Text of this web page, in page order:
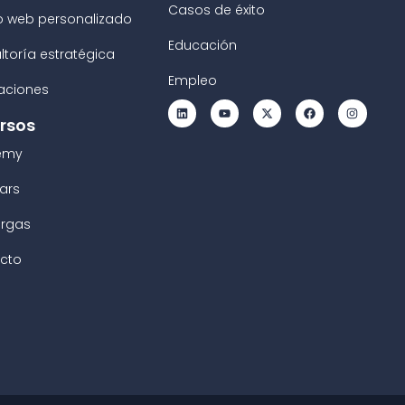
web personalizado
estratégica
Casos de éxito
Educación
Empleo